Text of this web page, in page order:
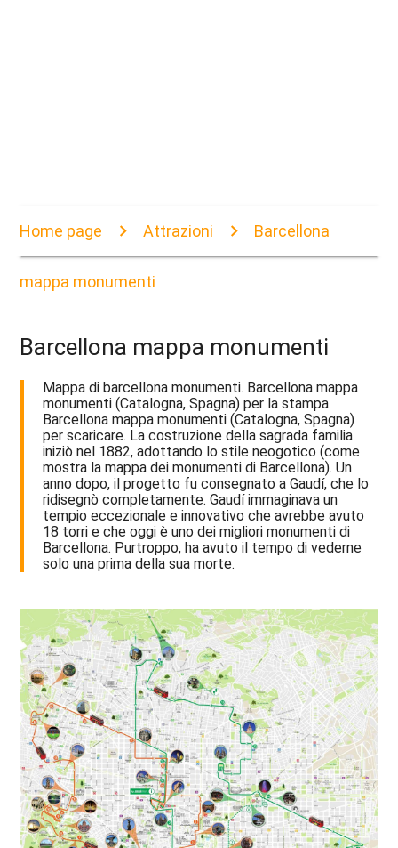
Home page Attrazioni Barcellona
mappa monumenti
Barcellona mappa monumenti
Mappa di barcellona monumenti. Barcellona mappa
monumenti (Catalogna, Spagna) per la stampa.
Barcellona mappa monumenti (Catalogna, Spagna)
per scaricare. La costruzione della sagrada familia
iniziò nel 1882, adottando lo stile neogotico (come
mostra la mappa dei monumenti di Barcellona). Un
anno dopo, il progetto fu consegnato a Gaudí, che lo
ridisegnò completamente. Gaudí immaginava un
tempio eccezionale e innovativo che avrebbe avuto
18 torri e che oggi è uno dei migliori monumenti di
Barcellona. Purtroppo, ha avuto il tempo di vederne
solo una prima della sua morte.